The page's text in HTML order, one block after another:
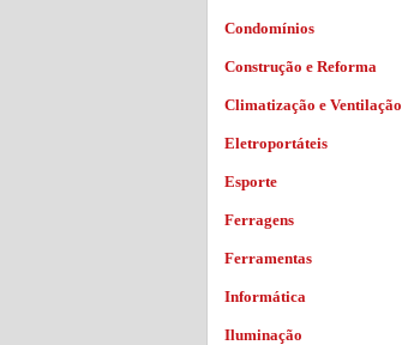
Condomínios
Construção e Reforma
Climatização e Ventilação
Eletroportáteis
Esporte
Ferragens
Ferramentas
Informática
Iluminação